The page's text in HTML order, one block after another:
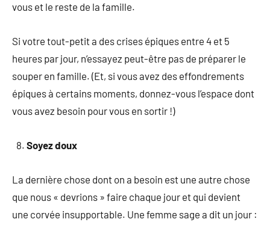
vous et le reste de la famille.
Si votre tout-petit a des crises épiques entre 4 et 5
heures par jour, n’essayez peut-être pas de préparer le
souper en famille. (Et, si vous avez des effondrements
épiques à certains moments, donnez-vous l’espace dont
vous avez besoin pour vous en sortir !)
Soyez doux
La dernière chose dont on a besoin est une autre chose
que nous « devrions » faire chaque jour et qui devient
une corvée insupportable. Une femme sage a dit un jour :